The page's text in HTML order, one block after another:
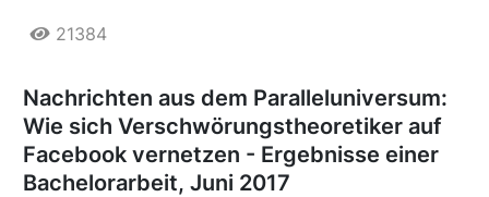
21384
Nachrichten aus dem Paralleluniversum:
Wie sich Verschwörungstheoretiker auf
Facebook vernetzen - Ergebnisse einer
Bachelorarbeit, Juni 2017